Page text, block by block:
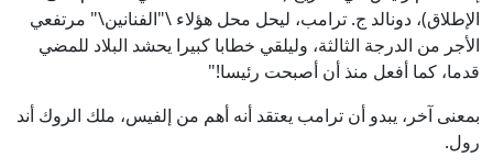
الإطلاق)، دونالد ج. ترامب، ليحل محل هؤلاء \"الفنانين\" مرتفعي
الأجر من الدرجة الثالثة، وليلقي خطابا كبيرا يحشد البلاد للمضي
قدما، كما أفعل منذ أن أصبحت رئيسا!"
بمعنى آخر، يبدو أن ترامب يعتقد أنه أهم من إلفيس، ملك الروك أند
رول.